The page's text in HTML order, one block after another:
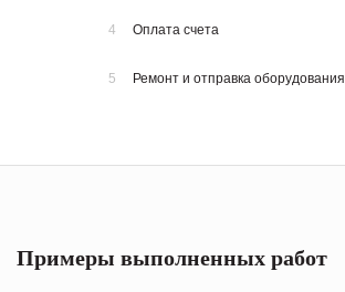
4 Оплата счета
5 Ремонт и отправка оборудования
Примеры выполненных работ